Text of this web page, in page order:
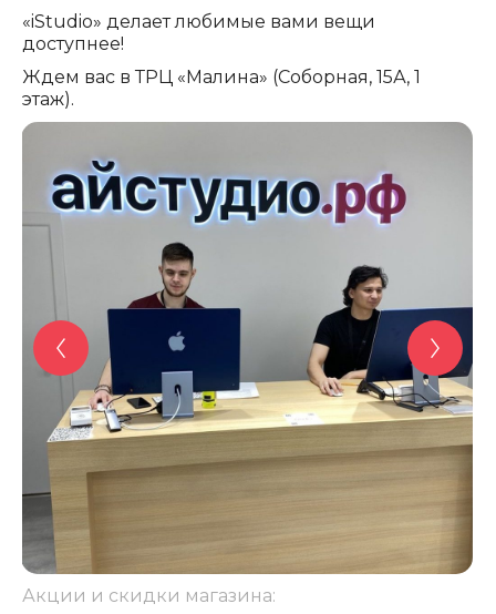
«iStudio» делает любимые вами вещи
доступнее!
Ждем вас в ТРЦ «Малина» (Соборная, 15А, 1
этаж).
Акции и скидки магазина: